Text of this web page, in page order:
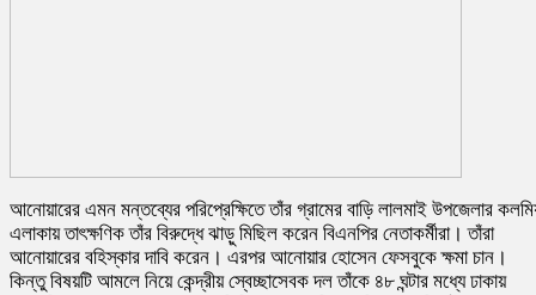
আনোয়ারের এমন মন্তব্যের পরিপ্রেক্ষিতে তাঁর গ্রামের বাড়ি লালমাই উপজেলার
এলাকায় তাৎক্ষণিক তাঁর বিরুদ্ধে ঝাড়ু মিছিল করেন বিএনপির নেতাকর্মীরা। তাঁরা
আনোয়ারের বহিস্কার দাবি করেন। এরপর আনোয়ার হোসেন ফেসবুকে ক্ষমা চান।
কিন্তু বিষয়টি আমলে নিয়ে কেন্দ্রীয় স্বেচ্ছাসেবক দল তাঁকে ৪৮ ঘন্টার মধ্যে ঢাকায়